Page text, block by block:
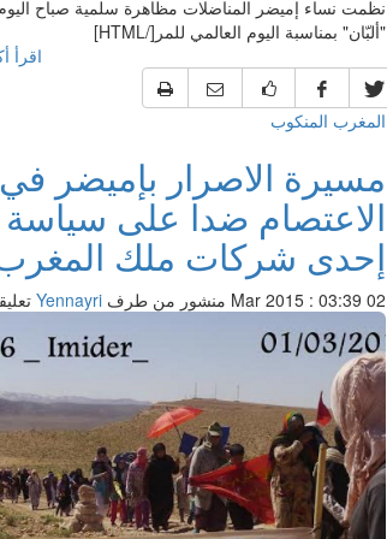
نظمت نساء إميضر المناضلات مظاهرة سلمية صباح
"ألبّان" بمناسبة اليوم العالمي للمر[/HTML]
اقرأ
المغرب المنكوب
الاعتصام ضدا على سياسة
إحدى شركات ملك
02 Mar 2015 : 03:39 منشور من طرفYennayri